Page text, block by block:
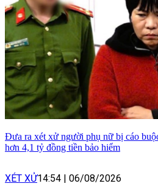
Đưa ra xét xử người phụ nữ bị cáo
hơn 4,1 tỷ đồng tiền bảo hiểm
XÉT XỬ14:54 | 06/08/2026